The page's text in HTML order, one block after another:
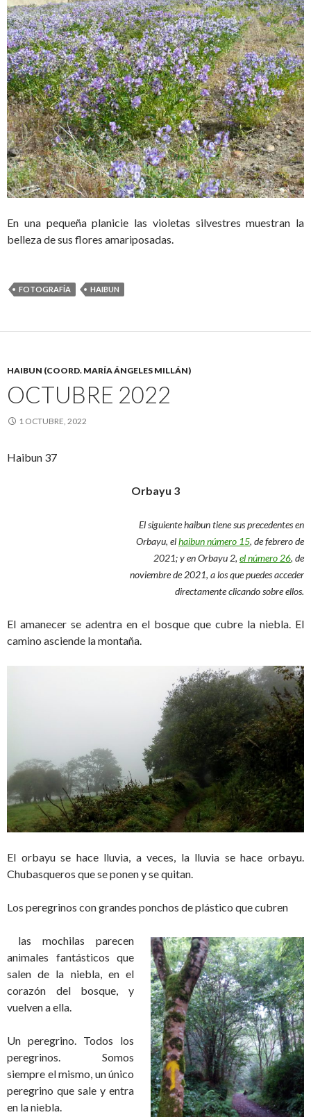
En una pequeña planicie las violetas silvestres muestran la
belleza de sus flores amariposadas.
FOTOGRAFÍA HAIBUN
HAIBUN (COORD. MARÍA ÁNGELES MILLÁN)
OCTUBRE 2022
1 OCTUBRE, 2022
Haibun 37
Orbayu 3
El siguiente haibun tiene sus precedentes en
Orbayu, elhaibun número 15, de febrero de
2021; y en Orbayu 2, el número 26, de
noviembre de 2021, a los que puedes acceder
directamente clicando sobre ellos.
El amanecer se adentra en el bosque que cubre la niebla. El
camino asciende la montaña.
El orbayu se hace lluvia, a veces, la lluvia se hace orbayu.
Chubasqueros que se ponen y se quitan.
Los peregrinos con grandes ponchos de plástico que cubren
las mochilas parecen
animales fantásticos que
salen de la niebla, en el
corazón del bosque, y
vuelven a ella.
Un peregrino. Todos los
peregrinos. Somos
siempre el mismo, un único
peregrino que sale y entra
en la niebla.